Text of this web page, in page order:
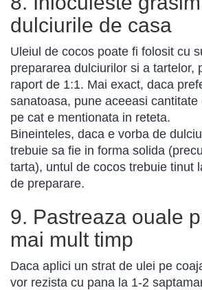
dulciurile de casa
Uleiul de cocos poate fi folosit cu
prepararea dulciurilor si a tartelor,
raport de 1:1. Mai exact, daca
sanatoasa, pune aceeasi
pe cat e mentionata in reteta.
Bineinteles, daca e vorba de
trebuie sa fie in forma solida
tarta), untul de cocos trebuie tinut
de preparare.
9. Pastreaza ouale
mai mult timp
Daca aplici un strat de ulei pe
vor rezista cu pana la 1-2